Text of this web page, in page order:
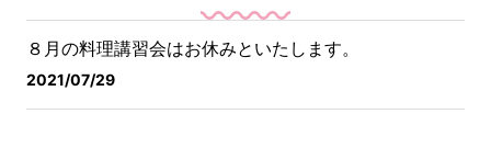
８月の料理講習会はお休みといたします。
2021/07/29